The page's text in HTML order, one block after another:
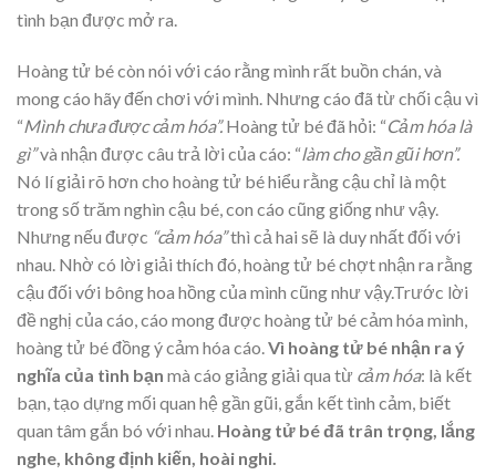
tình bạn được mở ra.
Hoàng tử bé còn nói với cáo rằng mình rất buồn chán, và
mong cáo hãy đến chơi với mình. Nhưng cáo đã từ chối cậu vì
“Mình chưa được cảm hóa”.Hoàng tử bé đã hỏi: “Cảm hóa là
gì”và nhận được câu trả lời của cáo: “làm cho gần gũi hơn”.
Nó lí giải rõ hơn cho hoàng tử bé hiểu rằng cậu chỉ là một
trong số trăm nghìn cậu bé, con cáo cũng giống như vậy.
Nhưng nếu được “cảm hóa”thì cả hai sẽ là duy nhất đối với
nhau. Nhờ có lời giải thích đó, hoàng tử bé chợt nhận ra rằng
cậu đối với bông hoa hồng của mình cũng như vậy.Trước lời
đề nghị của cáo, cáo mong được hoàng tử bé cảm hóa mình,
hoàng tử bé đồng ý cảm hóa cáo.Vì hoàng tử bé nhận ra ý
nghĩa của tình bạn mà cáo giảng giải qua từ cảm hóa: là kết
bạn, tạo dựng mối quan hệ gần gũi, gắn kết tình cảm, biết
quan tâm gắn bó với nhau. Hoàng tử bé đã trân trọng, lắng
nghe, không định kiến, hoài nghi.